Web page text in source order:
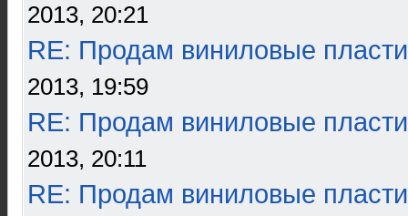
2013, 20:21
RE: Продам виниловые
2013, 19:59
RE: Продам виниловые
2013, 20:11
RE: Продам виниловые